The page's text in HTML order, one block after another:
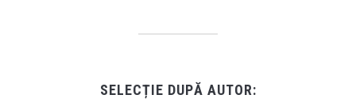
SELECȚIE DUPĂ AUTOR: